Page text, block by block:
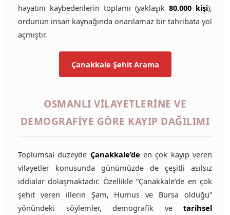
hayatını kaybedenlerin toplamı (yaklaşık 80.000 kişi),
ordunun insan kaynağında onarılamaz bir tahribata yol
açmıştır.
Çanakkale Şehit Arama
OSMANLI VILAYETLERINE VE
DEMOGRAFIYE GÖRE KAYIP DAĞILIMI
Toplumsal düzeyde Çanakkale’de en çok kayıp veren
vilayetler konusunda günümüzde de çeşitli asılsız
iddialar dolaşmaktadır. Özellikle “Çanakkale’de en çok
şehit veren illerin Şam, Humus ve Bursa olduğu”
yönündeki söylemler, demografik ve tarihsel